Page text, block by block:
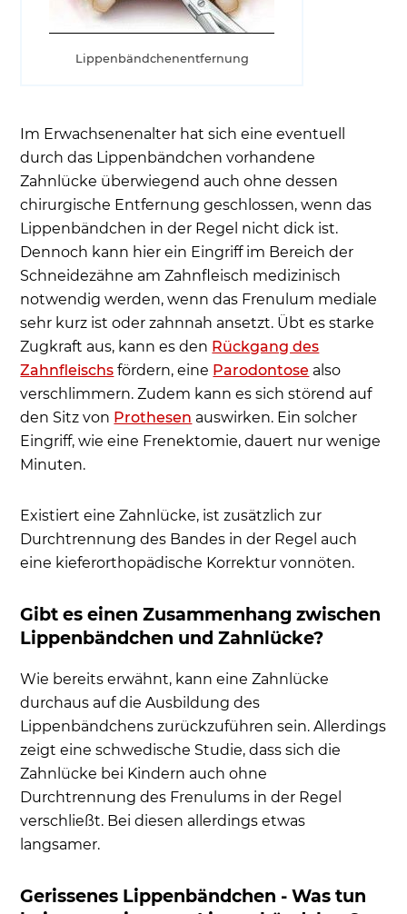
Lippenbändchenentfernung
Im Erwachsenenalter hat sich eine eventuell
durch das Lippenbändchen vorhandene
Zahnlücke überwiegend auch ohne dessen
chirurgische Entfernung geschlossen, wenn das
Lippenbändchen in der Regel nicht dick ist.
Dennoch kann hier ein Eingriff im Bereich der
Schneidezähne am Zahnfleisch medizinisch
notwendig werden, wenn das Frenulum mediale
sehr kurz ist oder zahnnah ansetzt. Übt es starke
Zugkraft aus, kann es den Rückgang des
Zahnfleischs fördern, eine Parodontose also
verschlimmern. Zudem kann es sich störend auf
den Sitz von Prothesen auswirken. Ein solcher
Eingriff, wie eine Frenektomie, dauert nur wenige
Minuten.
Existiert eine Zahnlücke, ist zusätzlich zur
Durchtrennung des Bandes in der Regel auch
eine kieferorthopädische Korrektur vonnöten.
Gibt es einen Zusammenhang zwischen
Lippenbändchen und Zahnlücke?
Wie bereits erwähnt, kann eine Zahnlücke
durchaus auf die Ausbildung des
Lippenbändchens zurückzuführen sein. Allerdings
zeigt eine schwedische Studie, dass sich die
Zahnlücke bei Kindern auch ohne
Durchtrennung des Frenulums in der Regel
verschließt. Bei diesen allerdings etwas
langsamer.
Gerissenes Lippenbändchen - Was tun